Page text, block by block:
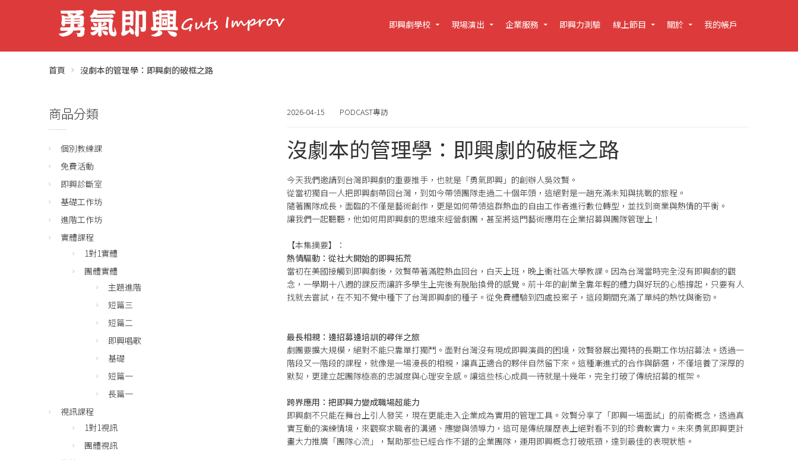
即興劇學校 現場演出 企業服務 即興力測驗 線上節目 關於 我的帳戶
首頁 沒劇本的管理學：即興劇的破框之路
2026-04-15 PODCAST專訪
沒劇本的管理學：即興劇的破框之路
今天我們邀請到台灣即興劇的重要推手，也就是「勇氣即興」的創辦人吳效賢。
從當初獨自一人把即興劇帶回台灣，到如今帶領團隊走過二十個年頭，這絕對是一趟充滿未知與挑戰的旅程。
隨著團隊成長，面臨的不僅是藝術創作，更是如何帶領這群熱血的自由工作者進行數位轉型，並找到商業與熱情的平衡。
讓我們一起聽聽，他如何用即興劇的思維來經營劇團，甚至將這門藝術應用在企業招募與團隊管理上！
【本集摘要】：
熱情驅動：從社大開始的即興拓荒
當初在美國接觸到即興劇後，效賢帶著滿腔熱血回台，白天上班，晚上衝社區大學教課。 因為台灣當時完全沒有即興劇的觀
念，一學期十八週的課反而讓許多學生上完後有脫胎換骨的感覺。前十年的創業全靠年輕的體力與好玩的心態撐起，只要有人
找就去嘗試，在不知不覺中種下了台灣即興劇的種子。從免費體驗到四處投案子，這段期間充滿了單純的熱忱與衝勁。
最長相親：邊招募邊培訓的尋伴之旅
劇團要擴大規模，絕對不能只靠單打獨鬥。 面對台灣沒有現成即興演員的困境，效賢發展出獨特的長期工作坊招募法。透過一
階段又一階段的課程，就像是一場漫長的相親，讓真正適合的夥伴自然留下來。這種漸進式的合作與篩選，不僅培養了深厚的
默契，更建立起團隊極高的忠誠度與心理安全感。 讓這些核心成員一待就是十幾年，完全打破了傳統招募的框架。
跨界應用：把即興力變成職場超能力
即興劇不只能在舞台上引人發笑，現在更能走入企業成為實用的管理工具。效賢分享了「即興一場面試」的前衛概念，透過真
實互動的演練情境，來觀察求職者的溝通、應變與領導力，這可是傳統履歷表上絕對看不到的珍貴軟實力。未來勇氣即興更計
畫大力推廣「團隊心流」，幫助那些已經合作不錯的企業團隊，運用即興概念打破瓶頸，達到最佳的表現狀態。
商品分類
個別教練課
免費活動
即興診斷室
基礎工作坊
進階工作坊
實體課程
1對1實體
團體實體
主題進階
短篇三
短篇二
即興唱歌
基礎
短篇一
長篇一
視訊課程
1對1視訊
團體視訊